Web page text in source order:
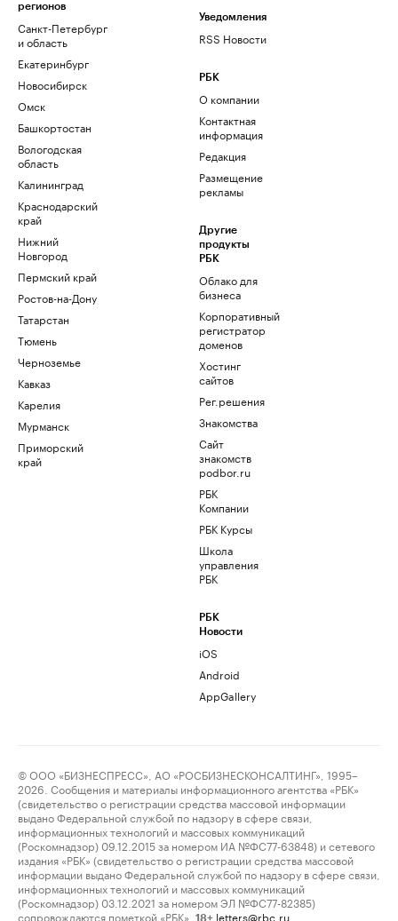
регионов
Санкт-Петербург
и область
Екатеринбург
Новосибирск
Омск
Башкортостан
Вологодская
область
Калининград
Краснодарский
край
Нижний
Новгород
Пермский край
Ростов-на-Дону
Татарстан
Тюмень
Черноземье
Кавказ
Карелия
Мурманск
Приморский
край
Уведомления
RSS Новости
РБК
О компании
Контактная
информация
Редакция
Размещение
рекламы
Другие
продукты
РБК
Облако для
бизнеса
Корпоративный
регистратор
доменов
Хостинг
сайтов
Рег.решения
Знакомства
Сайт
знакомств
podbor.ru
РБК
Компании
РБК Курсы
Школа
управления
РБК
РБК
Новости
iOS
Android
AppGallery
© ООО «БИЗНЕСПРЕСС», АО «РОСБИЗНЕСКОНСАЛТИНГ», 1995–
2026. Сообщения и материалы информационного агентства «РБК»
(свидетельство о регистрации средства массовой информации
выдано Федеральной службой по надзору в сфере связи,
информационных технологий и массовых коммуникаций
(Роскомнадзор) 09.12.2015 за номером ИА №ФС77-63848) и сетевого
издания «РБК» (свидетельство о регистрации средства массовой
информации выдано Федеральной службой по надзору в сфере связи,
информационных технологий и массовых коммуникаций
(Роскомнадзор) 03.12.2021 за номером ЭЛ №ФС77-82385)
сопровождаются пометкой «РБК».
18+ letters@rbc.ru